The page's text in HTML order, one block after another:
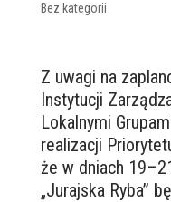
Bez kategorii
Z uwagi na
Instytucji
Lokalnymi
realizacji
że w dniach
„Jurajska Ryba”